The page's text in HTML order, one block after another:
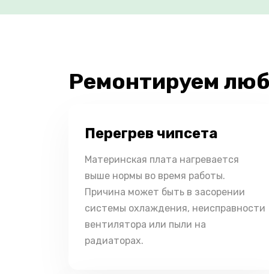
Ремонтируем
Перегрев чипсета
Материнская плата нагревается
выше нормы во время работы.
Причина может быть в засорении
системы охлаждения, неисправности
вентилятора или пыли на
радиаторах.